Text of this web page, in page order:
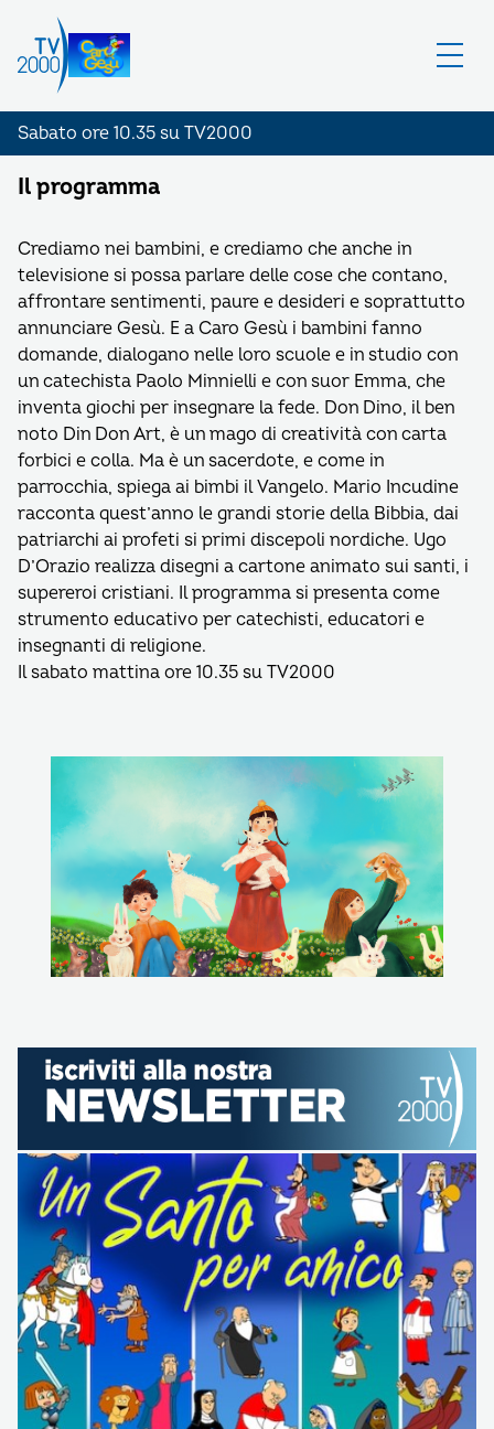
Sabato ore 10.35 su TV2000
Il programma
Crediamo nei bambini, e crediamo che anche in
televisione si possa parlare delle cose che contano,
affrontare sentimenti, paure e desideri e soprattutto
annunciare Gesù. E a Caro Gesù i bambini fanno
domande, dialogano nelle loro scuole e in studio con
un catechista Paolo Minnielli e con suor Emma, che
inventa giochi per insegnare la fede. Don Dino, il ben
noto Din Don Art, è un mago di creatività con carta
forbici e colla. Ma è un sacerdote, e come in
parrocchia, spiega ai bimbi il Vangelo. Mario Incudine
racconta quest’anno le grandi storie della Bibbia, dai
patriarchi ai profeti si primi discepoli nordiche. Ugo
D’Orazio realizza disegni a cartone animato sui santi, i
supereroi cristiani. Il programma si presenta come
strumento educativo per catechisti, educatori e
insegnanti di religione.
Il sabato mattina ore 10.35 su TV2000